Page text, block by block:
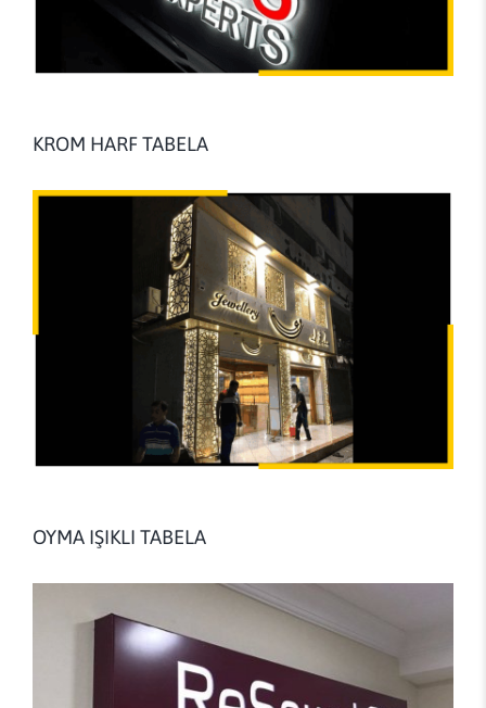
KROM HARF TABELA
OYMA IŞIKLI TABELA